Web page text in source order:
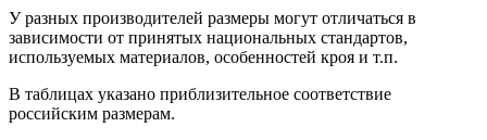
У разных производителей размеры могут отличаться в
зависимости от принятых национальных стандартов,
используемых материалов, особенностей кроя и т.п.
В таблицах указано приблизительное соответствие
российским размерам.